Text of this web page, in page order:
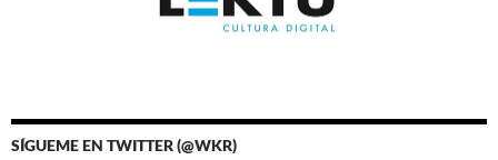
SÍGUEME EN TWITTER (@WKR)